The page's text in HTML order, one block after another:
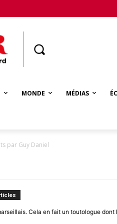
MONDE MÉDIAS
par Guy Daniel
Cela en fait un toutologue